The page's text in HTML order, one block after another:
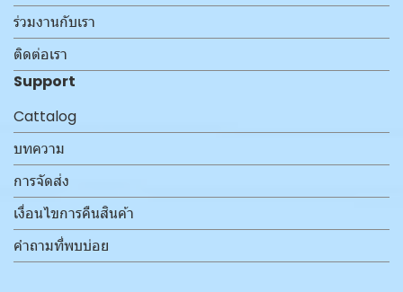
ร่วมงานกับเรา
ติดต่อเรา
Support
Cattalog
บทความ
การจัดส่ง
เงื่อนไขการคืนสินค้า
คำถามที่พบบ่อย